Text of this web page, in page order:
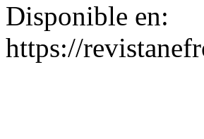
Disponible en:
https://